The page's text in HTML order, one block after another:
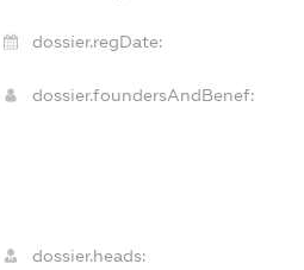
dossier.regDate:
dossier.foundersAndBenef:
dossier.heads: